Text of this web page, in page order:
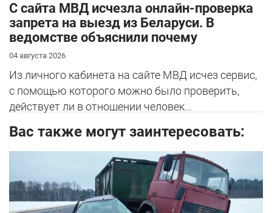
С сайта МВД исчезла онлайн-проверка
запрета на выезд из Беларуси. В
ведомстве объяснили почему
04 августа 2026
Из личного кабинета на сайте МВД исчез сервис,
с помощью которого можно было проверить,
действует ли в отношении человек...
Вас также могут заинтересовать: